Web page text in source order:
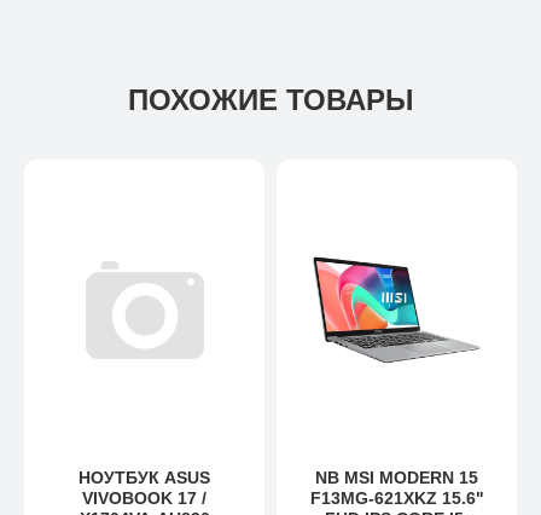
ПОХОЖИЕ ТОВАРЫ
НОУТБУК ASUS
VIVOBOOK 17 /
NB MSI MODERN 15
F13MG-621XKZ 15.6"